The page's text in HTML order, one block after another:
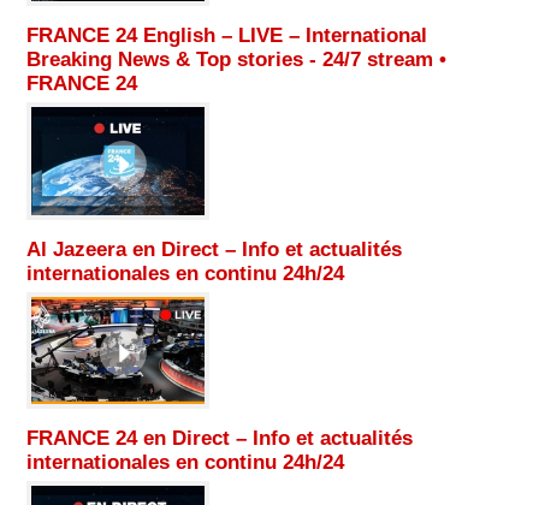
FRANCE 24 English – LIVE – International
Breaking News & Top stories - 24/7 stream •
FRANCE 24
Al Jazeera en Direct – Info et actualités
internationales en continu 24h/24
FRANCE 24 en Direct – Info et actualités
internationales en continu 24h/24